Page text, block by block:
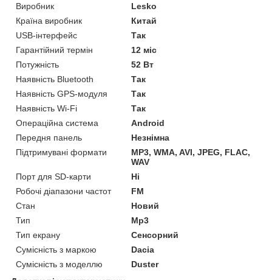
Виробник
Lesko
Країна виробник
Китай
USB-інтерфейс
Так
Гарантійний термін
12 міс
Потужність
52 Вт
Наявність Bluetooth
Так
Наявність GPS-модуля
Так
Наявність Wi-Fi
Так
Операційна система
Android
Передня панель
Незнімна
Підтримувані формати
MP3, WMA, AVI, JPEG, FLAC,
WAV
Порт для SD-карти
Ні
Робочі діапазони частот
FM
Стан
Новий
Тип
Mp3
Тип екрану
Сенсорний
Сумісність з маркою
Dacia
Сумісність з моделлю
Duster